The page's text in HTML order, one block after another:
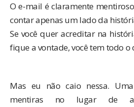
O e-mail é claramente
contar apenas um lado da
Se você quer acreditar na
fique a vontade, você tem todo o
Mas eu não caio nessa.
mentiras no lugar de